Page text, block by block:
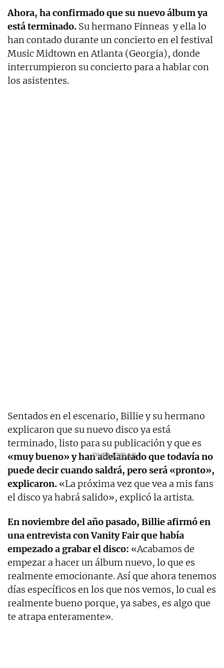
Ahora, ha confirmado que su nuevo álbum ya
está terminado. Su hermano Finneas y ella lo
han contado durante un concierto en el festival
Music Midtown en Atlanta (Georgia), donde
interrumpieron su concierto para a hablar con
los asistentes.
Sentados en el escenario, Billie y su hermano
explicaron que su nuevo disco ya está
terminado, listo para su publicación y que es
«muy bueno» y han adelantado que todavía no
puede decir cuando saldrá, pero será «pronto»,
explicaron. «La próxima vez que vea a mis fans
el disco ya habrá salido», explicó la artista.
En noviembre del año pasado, Billie afirmó en
una entrevista con Vanity Fair que había
empezado a grabar el disco: «Acabamos de
empezar a hacer un álbum nuevo, lo que es
realmente emocionante. Así que ahora tenemos
días específicos en los que nos vemos, lo cual es
realmente bueno porque, ya sabes, es algo que
te atrapa enteramente».